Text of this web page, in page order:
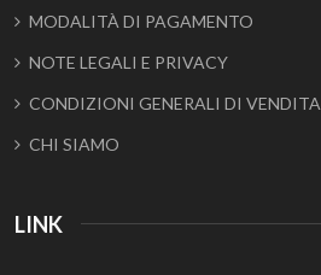
MODALITÀ DI PAGAMENTO
NOTE LEGALI E PRIVACY
CONDIZIONI GENERALI DI VENDITA
CHI SIAMO
LINK